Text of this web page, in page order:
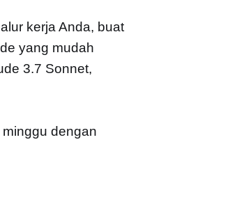
kerja Anda, buat
yang mudah
3.7 Sonnet,
dengan